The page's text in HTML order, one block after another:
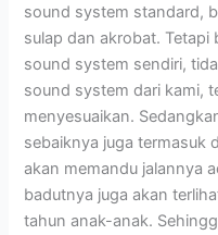
sound system standard,
sulap dan akrobat. Tetapi
sound system sendiri,
sound system dari kami,
menyesuaikan.
sebaiknya juga termasuk
akan memandu jalannya
badutnya juga akan
tahun anak-anak.